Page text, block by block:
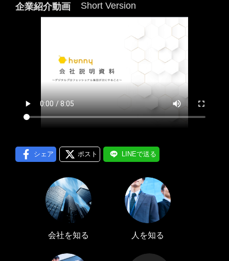
メール通知
企業紹介動画 Short Version
シェア ポスト LINEで送る
会社を知る 人を知る
にはプロフィール画像のアップロードが必要です
プロフィール編集する ＞
ログインする ＞